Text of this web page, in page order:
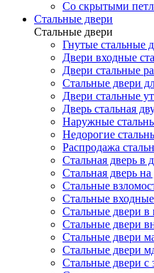
Со скрытыми
Стальные двери
Стальные двери
Гнутые стальные
Двери входные
Двери стальные
Стальные двери
Двери стальные
Дверь стальная
Наружные
Недорогие
Распродажа
Стальная дверь в
Стальная дверь на
Стальные
Стальные
Стальные двери в
Стальные двери
Стальные двери
Стальные двери
Стальные двери с